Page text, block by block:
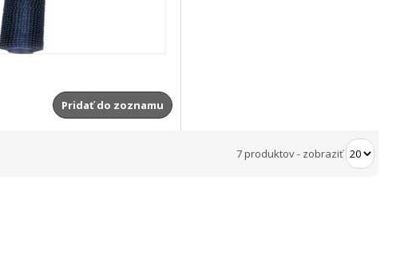
Pridať do zoznamu
7 produktov- zobraziť